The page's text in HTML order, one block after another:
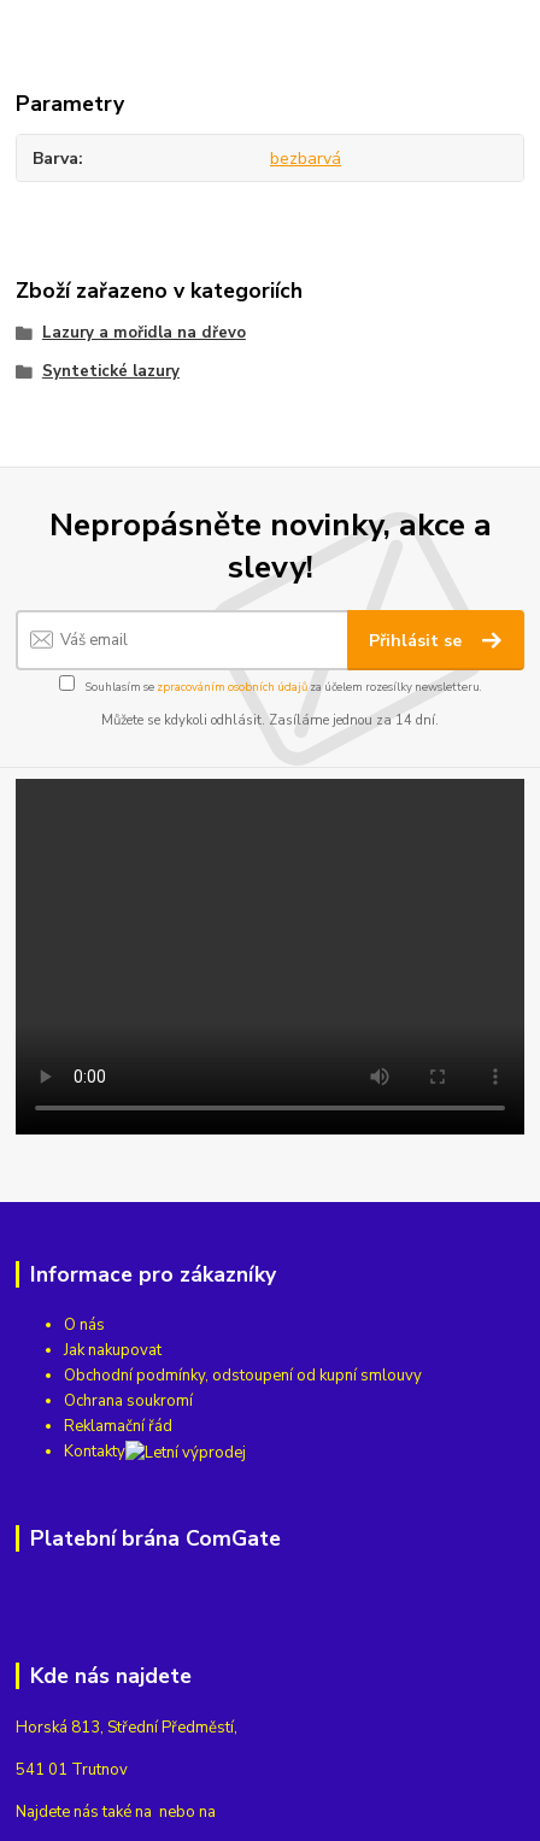
Parametry
Barva bezbarvá
Zboží zařazeno v kategoriích
Lazury a mořidla na dřevo
Syntetické lazury
Nepropásněte novinky, akce a
slevy!
Přihlásit se
Souhlasím se zpracováním osobních údajůza účelem rozesílky newsletteru.
Můžete se kdykoli odhlásit. Zasíláme jednou za 14 dní.
Informace pro zákazníky
O nás
Jak nakupovat
Obchodní podmínky, odstoupení od kupní smlouvy
Ochrana soukromí
Reklamační řád
Kontakty
Platební brána ComGate
Kde nás najdete
Horská 813, Střední Předměstí,
541 01 Trutnov
Najdete nás také na nebo na